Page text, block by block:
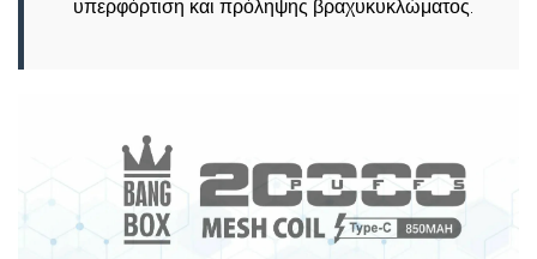
υπερφόρτιση και πρόληψης βραχυκυκλώματος.